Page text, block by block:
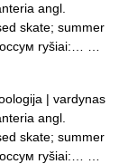
angl.
skate; summer
ryšiai:… …
| vardynas
angl.
skate; summer
ryšiai:… …